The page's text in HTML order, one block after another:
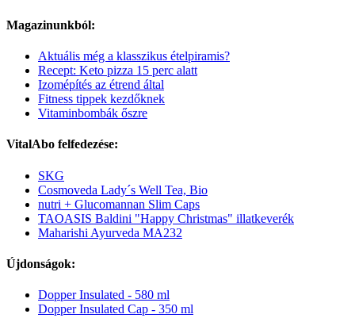
Magazinunkból:
Aktuális még a klasszikus ételpiramis?
Recept: Keto pizza 15 perc alatt
Izomépítés az étrend által
Fitness tippek kezdőknek
Vitaminbombák őszre
VitalAbo felfedezése:
SKG
Cosmoveda Lady´s Well Tea, Bio
nutri + Glucomannan Slim Caps
TAOASIS Baldini "Happy Christmas" illatkeverék
Maharishi Ayurveda MA232
Újdonságok:
Dopper Insulated - 580 ml
Dopper Insulated Cap - 350 ml